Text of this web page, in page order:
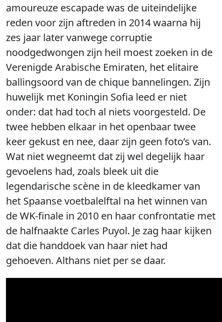
amoureuze escapade was de uiteindelijke
reden voor zijn aftreden in 2014 waarna hij
zes jaar later vanwege corruptie
noodgedwongen zijn heil moest zoeken in de
Verenigde Arabische Emiraten, het elitaire
ballingsoord van de chique bannelingen. Zijn
huwelijk met Koningin Sofia leed er niet
onder: dat had toch al niets voorgesteld. De
twee hebben elkaar in het openbaar twee
keer gekust en nee, daar zijn geen foto’s van.
Wat niet wegneemt dat zij wel degelijk haar
gevoelens had, zoals bleek uit die
legendarische scène in de kleedkamer van
het Spaanse voetbalelftal na het winnen van
de WK-finale in 2010 en haar confrontatie met
de halfnaakte Carles Puyol. Je zag haar kijken
dat die handdoek van haar niet had
gehoeven. Althans niet per se daar.